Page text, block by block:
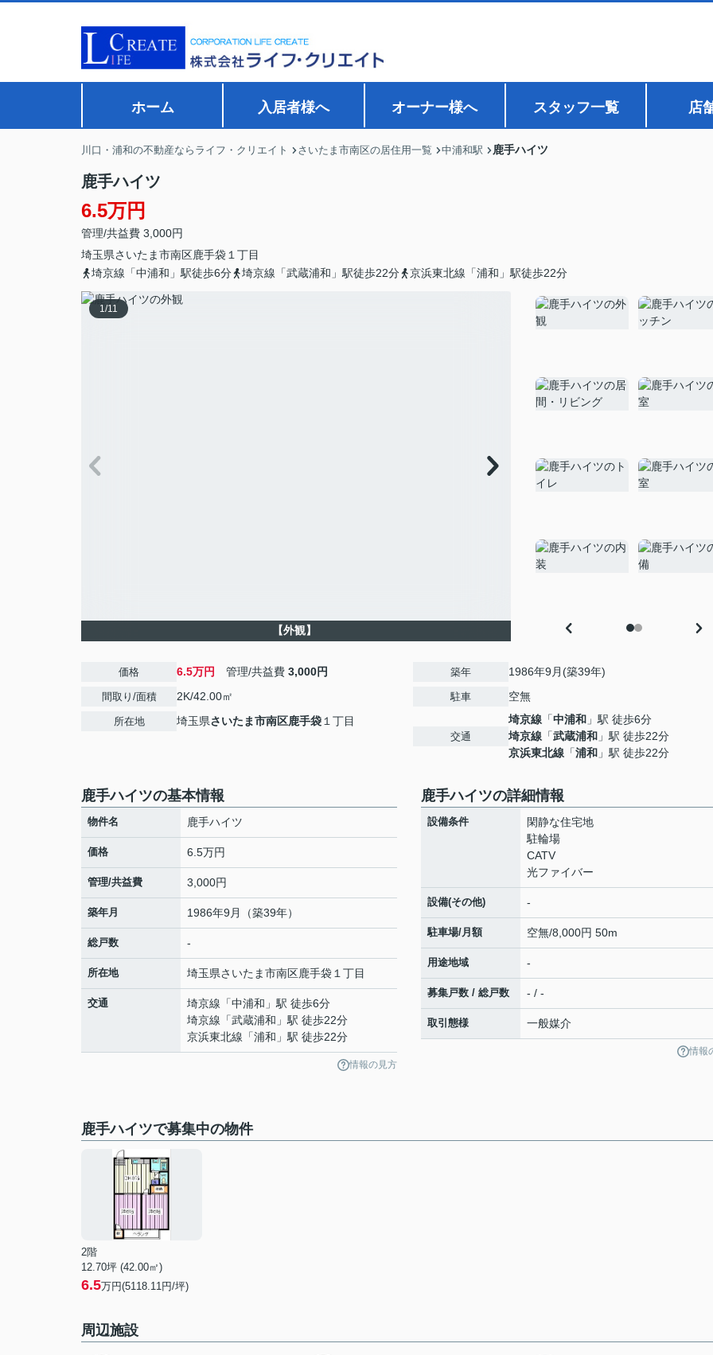
ホーム 入居者様へ オーナー様へ スタッフ一覧 店
川口・浦和の不動産ならライフ・クリエイト さいたま市南区の居住用一覧 中浦和駅 鹿手ハイツ
鹿手ハイツ
6.5万円
管理/共益費 3,000円
埼玉県さいたま市南区鹿手袋 １丁目
埼京線「中浦和」駅徒歩6分
埼京線「武蔵浦和」駅徒歩22分 京浜東北線「浦和」駅徒歩22分
1/11
【外観】
価格 6.5万円 管理/共益費 3,000円
間取り/面積 2K/42.00㎡
所在地 埼玉県さいたま市南区鹿手袋 １丁目
築年 1986年9月(築39年)
駐車 空無
交通
埼京線 「中浦和 」駅 徒歩6分
埼京線 「武蔵浦和 」駅 徒歩22分
京浜東北線 「浦和 」駅 徒歩22分
鹿手ハイツの基本情報
物件名 鹿手ハイツ
価格 6.5万円
管理/共益費 3,000円
築年月 1986年9月（築39年）
総戸数 -
所在地 埼玉県さいたま市南区鹿手袋 １丁目
交通 埼京線 「中浦和 」駅 徒歩6分
埼京線 「武蔵浦和 」駅 徒歩22分
京浜東北線 「浦和 」駅 徒歩22分
情報の見方
鹿手ハイツの詳細情報
設備条件
閑静な住宅地
駐輪場
CATV
光ファイバー
設備(その他) -
駐車場/月額 空無/8,000円 50m
用途地域 -
募集戸数 / 総戸数 - / -
取引態様 一般媒介
情報
鹿手ハイツで募集中の物件
2階
12.70坪 (42.00㎡)
6.5万円(5118.11円/坪)
周辺施設